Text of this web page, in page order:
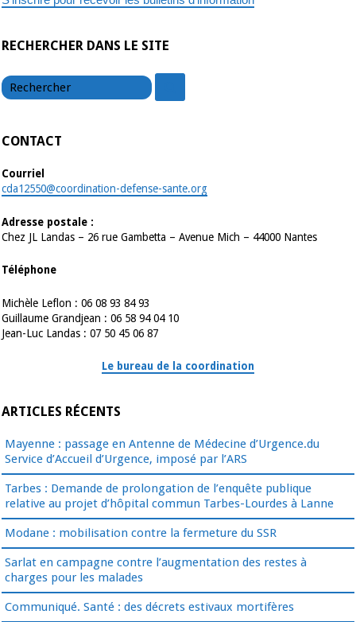
RECHERCHER DANS LE SITE
CONTACT
Courriel
cda12550@coordination-defense-sante.org
Adresse postale :
Chez JL Landas – 26 rue Gambetta – Avenue Mich – 44000 Nantes
Téléphone
Michèle Leflon : 06 08 93 84 93
Guillaume Grandjean : 06 58 94 04 10
Jean-Luc Landas : 07 50 45 06 87
Le bureau de la coordination
ARTICLES RÉCENTS
Mayenne : passage en Antenne de Médecine d’Urgence.du
Service d’Accueil d’Urgence, imposé par l’ARS
Tarbes : Demande de prolongation de l’enquête publique
relative au projet d’hôpital commun Tarbes-Lourdes à Lanne
Modane : mobilisation contre la fermeture du SSR
Sarlat en campagne contre l’augmentation des restes à
charges pour les malades
Communiqué. Santé : des décrets estivaux mortifères